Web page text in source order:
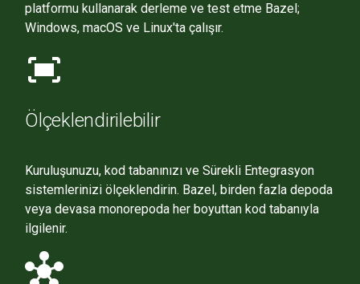
platformu kullanarak derleme ve test etme Bazel;
Windows, macOS ve Linux'ta çalışır.
fit_screen
Ölçeklendirilebilir
Kuruluşunuzu, kod tabanınızı ve Sürekli Entegrasyon
sistemlerinizi ölçeklendirin. Bazel, birden fazla depoda
veya devasa monorepoda her boyuttan kod tabanıyla
ilgilenir.
hub